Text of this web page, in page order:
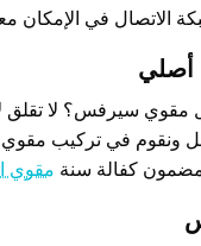
الاتصال في الإمكان
سيرفس؟ لا تقلق
ونقوم في تركيب
كفالة سنة مقوي